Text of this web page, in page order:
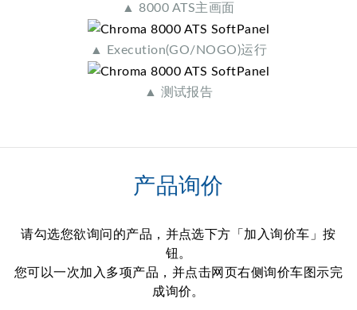
▲ 8000 ATS主画面
▲ Execution(GO/NOGO)运行
▲ 测试报告
产品询价
请勾选您欲询问的产品，并点选下方「加入询价车」按
钮。
您可以一次加入多项产品，并点击网页右侧询价车图示完
成询价。